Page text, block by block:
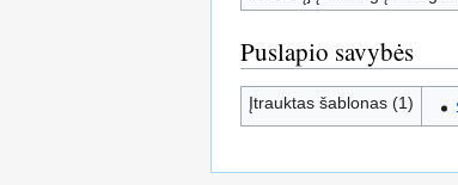
Puslapio savybės
Įtrauktas šablonas (1)